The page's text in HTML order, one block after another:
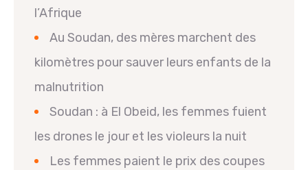
l’Afrique
Au Soudan, des mères marchent des
kilomètres pour sauver leurs enfants de la
malnutrition
Soudan : à El Obeid, les femmes fuient
les drones le jour et les violeurs la nuit
Les femmes paient le prix des coupes